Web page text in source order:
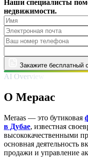
Наши специалисты
недвижимости.
Закажите бесплатный
AI Overview
О Мераас
Meraas — это бутиковая
в Дубае, известная
высококачественными
основная деятельность
продажи и управление